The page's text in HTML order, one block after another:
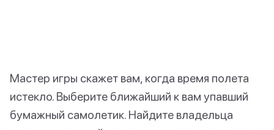
Мастер игры скажет вам, когда время полета
истекло. Выберите ближайший к вам упавший
бумажный самолетик. Найдите владельца